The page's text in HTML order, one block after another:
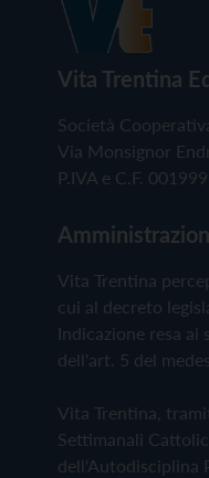
Vita Trentina
Società
Via Monsignor
P.IVA e C.F.
Vita Trentina
cui al decreto
Indicazione resa ai
dell'art. 5 del
Vita Trentina,
Settimanali
dell'Autodisciplina